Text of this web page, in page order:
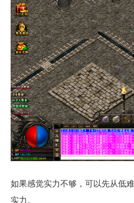
如果感觉实力不够，可以先从低
实力。